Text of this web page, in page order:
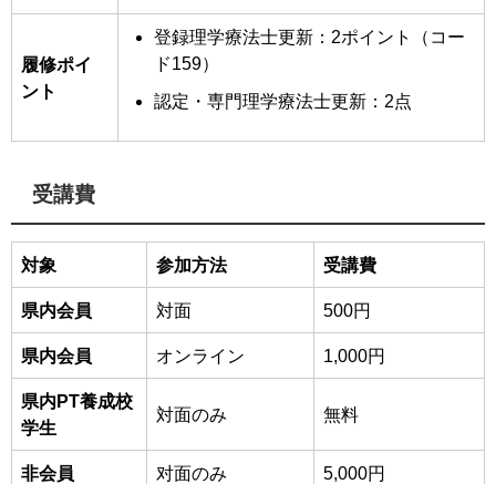
履修ポイ
ント
登録理学療法士更新：2ポイント（コー
ド159）
認定・専門理学療法士更新：2点
受講費
対象 参加方法 受講費
県内会員 対面 500円
県内会員 オンライン 1,000円
県内PT養成校
学生
対面のみ 無料
非会員 对面のみ 5,000円